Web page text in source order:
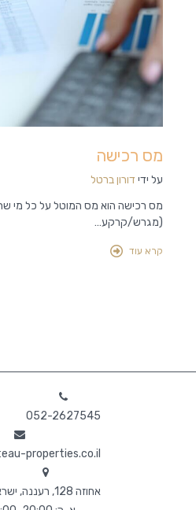
מס רכישה
על ידי דורון ברטל
מס רכישה הוא מס המוטל על כל מי
(מגרש/קרקע…
קרא עוד
052-2627545
properties.co.il
אחוזה 128, רעננה, ישראל